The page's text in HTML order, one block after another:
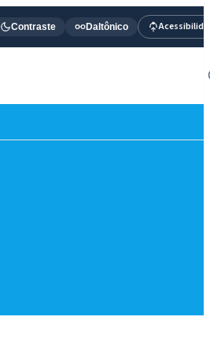
Contraste Daltônico